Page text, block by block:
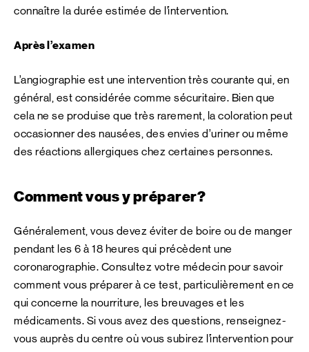
connaître la durée estimée de l’intervention.
Après l’examen
L’angiographie est une intervention très courante qui, en
général, est considérée comme sécuritaire. Bien que
cela ne se produise que très rarement, la coloration peut
occasionner des nausées, des envies d’uriner ou même
des réactions allergiques chez certaines personnes.
Comment vous y préparer?
Généralement, vous devez éviter de boire ou de manger
pendant les 6 à 18 heures qui précèdent une
coronarographie. Consultez votre médecin pour savoir
comment vous préparer à ce test, particulièrement en ce
qui concerne la nourriture, les breuvages et les
médicaments. Si vous avez des questions, renseignez-
vous auprès du centre où vous subirez l’intervention pour